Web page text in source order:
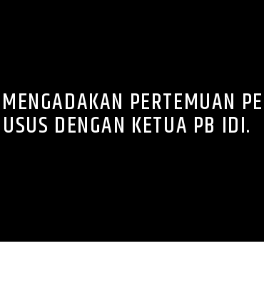
PERTEMUAN
DENGAN KETUA PB IDI.